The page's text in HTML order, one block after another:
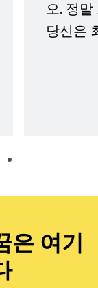
오. 정
당신은
은 여기